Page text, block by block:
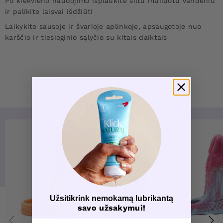
ir palikite laisvai išdžiūti
Laikykite sausoje ir švarioje aplinkoje, apsaugotoje nuo
karščio ir tiesioginio sąlyčio su kitais daiktais
PANAŠŪS PRODUKTAI
Užsitikrink nemokamą lubrikantą
savo užsakymui!